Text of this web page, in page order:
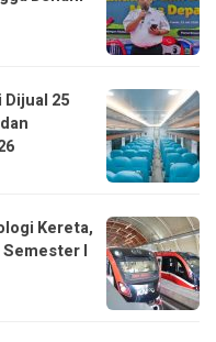
25
Kereta,
Semester I